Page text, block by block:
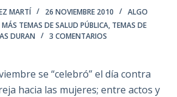
MARTÍ 26 NOVIEMBRE 2010
ALGO
MÁS TEMAS DE SALUD PÚBLICA, TEMAS DE
DURAN
3 COMENTARIOS
se “celebró” el día contra
hacia las mujeres; entre actos y